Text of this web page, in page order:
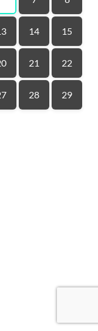
14 15
21 22
28 29